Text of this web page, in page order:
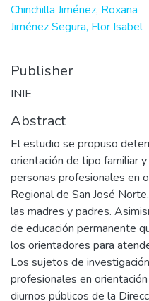
Chinchilla Jiménez, Roxana
Jiménez Segura, Flor Isabel
Publisher
INIE
Abstract
El estudio se propuso
orientación de tipo familiar
personas profesionales en
Regional de San José
las madres y padres.
de educación permanente
los orientadores para
Los sujetos de
profesionales en
diurnos públicos de la